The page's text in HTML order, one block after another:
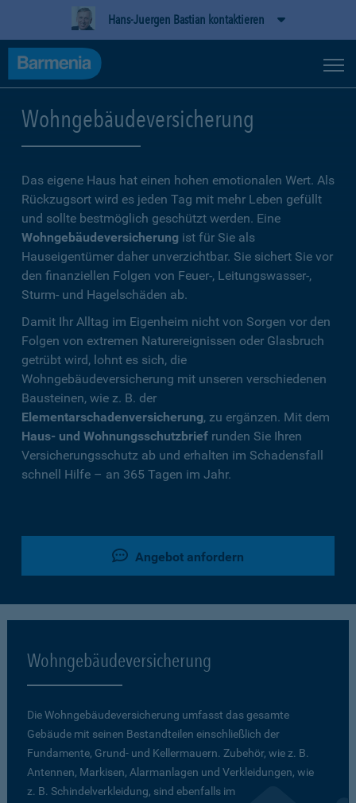
Hans-Juergen Bastian kontaktieren
Wohngebäudeversicherung
Das eigene Haus hat einen hohen emotionalen Wert. Als
Rückzugsort wird es jeden Tag mit mehr Leben gefüllt
und sollte bestmöglich geschützt werden. Eine
Wohngebäudeversicherung ist für Sie als
Hauseigentümer daher unverzichtbar. Sie sichert Sie vor
den finanziellen Folgen von Feuer-, Leitungswasser-,
Sturm- und Hagelschäden ab.
Damit Ihr Alltag im Eigenheim nicht von Sorgen vor den
Folgen von extremen Naturereignissen oder Glasbruch
getrübt wird, lohnt es sich, die
Wohngebäudeversicherung mit unseren verschiedenen
Bausteinen, wie z. B. der
Elementarschadenversicherung, zu ergänzen. Mit dem
Haus- und Wohnungsschutzbrief runden Sie Ihren
Versicherungsschutz ab und erhalten im Schadensfall
schnell Hilfe – an 365 Tagen im Jahr.
Angebot anfordern
Wohngebäudeversicherung
Die Wohngebäudeversicherung umfasst das gesamte
Gebäude mit seinen Bestandteilen einschließlich der
Fundamente, Grund- und Kellermauern. Zubehör, wie z. B.
Antennen, Markisen, Alarmanlagen und Verkleidungen, wie
z. B. Schindelverkleidung, sind ebenfalls im